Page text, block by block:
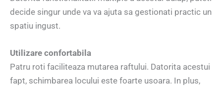
decide singur unde va va ajuta sa gestionati practic un
spatiu ingust.
Utilizare confortabila
Patru roti faciliteaza mutarea raftului. Datorita acestui
fapt, schimbarea locului este foarte usoara. In plus,